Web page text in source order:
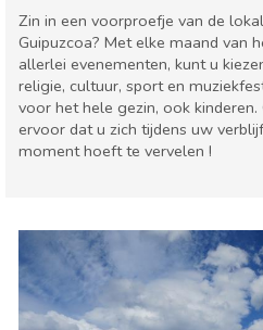
Zin in een voorproefje van de
Guipuzcoa? Met elke maand van
allerlei evenementen, kunt u
religie, cultuur, sport en
voor het hele gezin, ook
ervoor dat u zich tijdens uw
moment hoeft te vervelen !
Eten & Restaurants
Kind &
Lokale evenementen
Natuur & buitenactiviteiten